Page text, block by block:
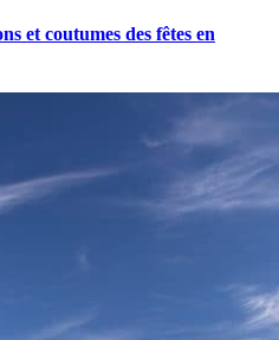
et coutumes des fêtes en